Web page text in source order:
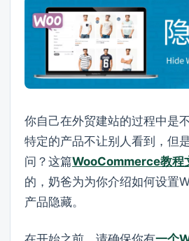
你自己在外贸建站的过程中是
特定的产品不让别人看到，但
问？这篇WooCommerce教程
的，奶爸为为你介绍如何设置
产品隐藏。